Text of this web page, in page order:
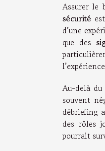
Assurer le
sécurité
d’une
que des
Au-delà
souvent
débriefing
des rôles
pourrait